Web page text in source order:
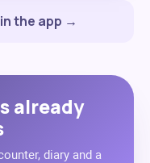
the app →
already
diary and a